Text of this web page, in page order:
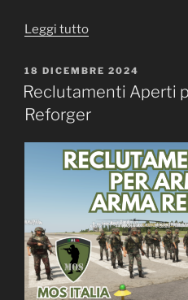
Leggi tutto“Campagna
–
Dallo
vittoria”
PUBBLICATO
IL
18 DICEMBRE 2024
Reclutamenti Aperti
Reforger